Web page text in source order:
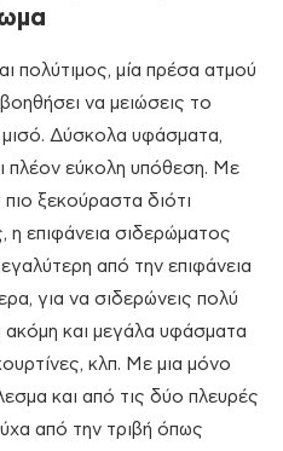
πολύτιμος, μία πρέσα ατμού
να μειώσεις το
Δύσκολα υφάσματα,
πλέον εύκολη υπόθεση. Με
ξεκούραστα διότι
η επιφάνεια σιδερώματος
από την επιφάνεια
για να σιδερώνεις πολύ
ακόμη και μεγάλα υφάσματα
κλπ. Με μια μόνο
και από τις δύο πλευρές
από την τριβή όπως